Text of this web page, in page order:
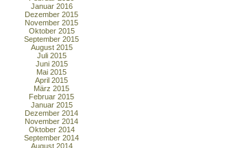
Januar 2016
Dezember 2015
November 2015
Oktober 2015
September 2015
August 2015
Juli 2015
Juni 2015
Mai 2015
April 2015
März 2015
Februar 2015
Januar 2015
Dezember 2014
November 2014
Oktober 2014
September 2014
August 2014